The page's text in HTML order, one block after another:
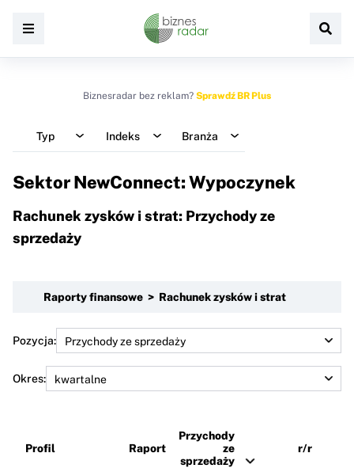
Biznesradar bez reklam? Sprawdź BR Plus
Typ Indeks Branża
Sektor NewConnect: Wypoczynek
Rachunek zysków i strat: Przychody ze
sprzedaży
Raporty finansowe > Rachunek zysków i strat
Pozycja:
Okres:
Profil Raport
Przychody
ze
sprzedaży
r/r